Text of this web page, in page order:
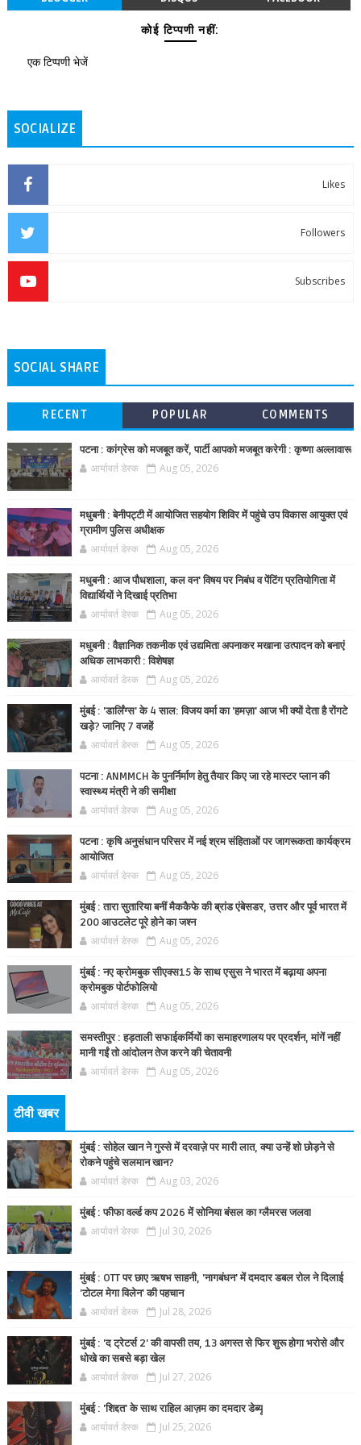
कोई टिप्पणी नहीं:
एक टिप्पणी भेजें
SOCIALIZE
Likes
Followers
Subscribes
SOCIAL SHARE
RECENT POPULAR COMMENTS
पटना : कांग्रेस को मजबूत करें, पार्टी आपको मजबूत करेगी : कृष्णा अल्लावारू
आर्यावर्त डेस्क Aug 05, 2026
मधुबनी : बेनीपट्टी में आयोजित सहयोग शिविर में पहुंचे उप विकास आयुक्त एवं
ग्रामीण पुलिस अधीक्षक
आर्यावर्त डेस्क Aug 05, 2026
मधुबनी : आज पौधशाला, कल वन' विषय पर निबंध व पेंटिंग प्रतियोगिता में
विद्यार्थियों ने दिखाई प्रतिभा
आर्यावर्त डेस्क Aug 05, 2026
मधुबनी : वैज्ञानिक तकनीक एवं उद्यमिता अपनाकर मखाना उत्पादन को बनाएं
अधिक लाभकारी : विशेषज्ञ
आर्यावर्त डेस्क Aug 05, 2026
मुंबई : 'डार्लिंग्स' के 4 साल: विजय वर्मा का 'हमज़ा' आज भी क्यों देता है रोंगटे
खड़े? जानिए 7 वजहें
आर्यावर्त डेस्क Aug 05, 2026
पटना : ANMMCH के पुनर्निर्माण हेतु तैयार किए जा रहे मास्टर प्लान की
स्वास्थ्य मंत्री ने की समीक्षा
आर्यावर्त डेस्क Aug 05, 2026
पटना : कृषि अनुसंधान परिसर में नई श्रम संहिताओं पर जागरूकता कार्यक्रम
आयोजित
आर्यावर्त डेस्क Aug 05, 2026
मुंबई : तारा सुतारिया बनीं मैककैफे की ब्रांड एंबेसडर, उत्तर और पूर्व भारत में
200 आउटलेट पूरे होने का जश्न
आर्यावर्त डेस्क Aug 05, 2026
मुंबई : नए क्रोमबुक सीएक्स15 के साथ एसुस ने भारत में बढ़ाया अपना
क्रोमबुक पोर्टफोलियो
आर्यावर्त डेस्क Aug 05, 2026
समस्तीपुर : हड़ताली सफाईकर्मियों का समाहरणालय पर प्रदर्शन, मांगें नहीं
मानी गईं तो आंदोलन तेज करने की चेतावनी
आर्यावर्त डेस्क Aug 05, 2026
टीवी खबर
मुंबई : सोहेल खान ने गुस्से में दरवाज़े पर मारी लात, क्या उन्हें शो छोड़ने से
रोकने पहुंचे सलमान खान?
आर्यावर्त डेस्क Aug 03, 2026
मुंबई : फीफा वर्ल्ड कप 2026 में सोनिया बंसल का ग्लैमरस जलवा
आर्यावर्त डेस्क Jul 30, 2026
मुंबई : OTT पर छाए ऋषभ साहनी, 'नागबंधन' में दमदार डबल रोल ने दिलाई
'टोटल मेगा विलेन' की पहचान
आर्यावर्त डेस्क Jul 28, 2026
मुंबई : 'द ट्रेटर्स 2' की वापसी तय, 13 अगस्त से फिर शुरू होगा भरोसे और
धोखे का सबसे बड़ा खेल
आर्यावर्त डेस्क Jul 27, 2026
मुंबई : 'शिद्दत' के साथ राहिल आज़म का दमदार डेब्यू
आर्यावर्त डेस्क Jul 25, 2026